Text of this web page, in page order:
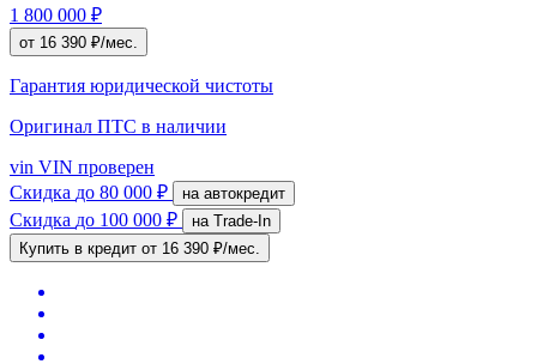
1 800 000 ₽
от 16 390 ₽/мес.
Гарантия юридической чистоты
Оригинал ПТС в наличии
vin VIN проверен
Скидка до 80 000 ₽ на автокредит
Скидка до 100 000 ₽
на Trade-In
Купить в кредит от 16 390 ₽/мес.